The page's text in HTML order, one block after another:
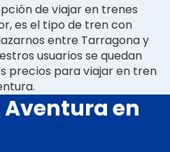
de viajar en trenes
es el tipo de tren con
entre Tarragona y
usuarios se quedan
precios para viajar en tren
en